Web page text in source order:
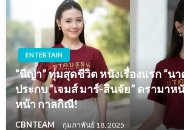
ENTERTAIN
“นีญ่า” ทุ่มสุดชีวิต หนังเรื่องแรก “น
ประกบ “เจมส์ มาร์-สินจัย” ดรามาห
หน้า กาลกิณี!
CBNTEAM กุมภาพันธ์ 18, 2025